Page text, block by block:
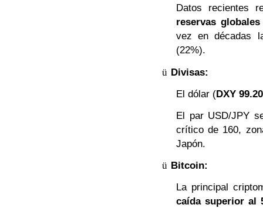
Datos recientes
reservas
vez en décadas
(22%).
ü Divisas:
El dólar (DXY 99.20
El par USD/JPY
crítico de 160,
Japón.
ü Bitcoin:
La principal
caída superior al